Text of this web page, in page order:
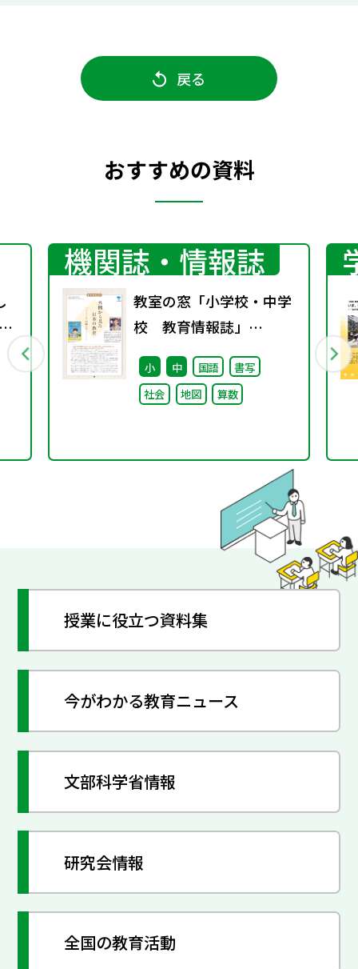
戻る
おすすめの資料
機関誌・情報誌
教室の窓「小学校・中学
校 教育情報誌」
vol.76 2025年9月発行
小 中 国語
書写
社会
地図 算数
授業に役立つ資料集
今がわかる教育ニュース
文部科学省情報
研究会情報
全国の教育活動